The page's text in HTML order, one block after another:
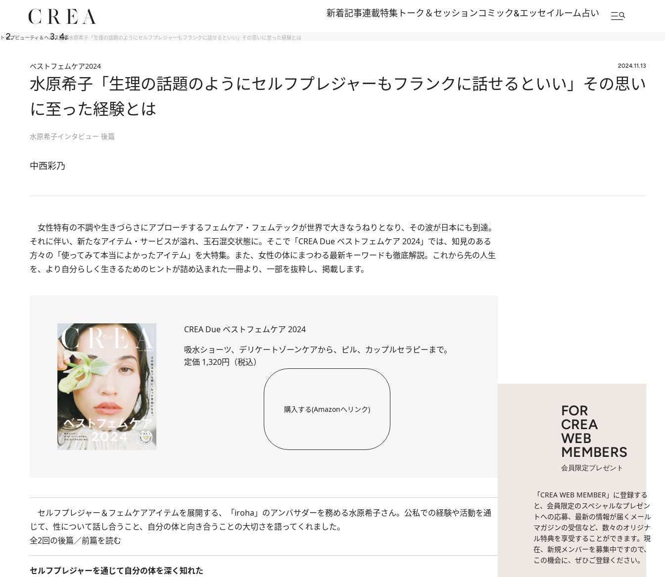
新着記事連載特集 トーク＆セッションコミック&エッセイルーム占い
トップビューティ＆ヘルス記事水原希子「生理の話題のようにセルフプレジャーもフランクに話せるといい」その思いに至った経験とは
ベストフェムケア2024 2024.11.13
水原希子「生理の話題のようにセルフプレジャーもフランクに話せるといい」その思い
に至った経験とは
水原希子インタビュー 後篇
中西彩乃
女性特有の不調や生きづらさにアプローチするフェムケア・フェムテックが世界で大きなうねりとなり、その波が日本にも到達。
それに伴い、新たなアイテム・サービスが溢れ、玉石混交状態に。そこで「CREA Due ベストフェムケア 2024」では、知見のある
方々の「使ってみて本当によかったアイテム」を大特集。また、女性の体にまつわる最新キーワードも徹底解説。これから先の人生
を、より自分らしく生きるためのヒントが詰め込まれた一冊より、一部を抜粋し、掲載します。
CREA Due ベストフェムケア 2024
吸水ショーツ、デリケートゾーンケアから、ピル、カップルセラピーまで。
定価 1,320円（税込）
購入する(Amazonへリンク)
セルフプレジャー＆フェムケアアイテムを展開する、「iroha」のアンバサダーを務める水原希子さん。公私での経験や活動を通
じて、性について話し合うこと、自分の体と向き合うことの大切さを語ってくれました。
全2回の後篇／前篇を読む
セルフプレジャーを通じて自分の体を深く知れた
FOR
CREA
WEB
MEMBERS
会員限定プレゼント
「CREA WEB MEMBER」に登録する
と、会員限定のスペシャルなプレゼン
トへの応募、最新の情報が届くメール
マガジンの受信など、数々のオリジナ
ル特典を享受することができます。現
在、新規メンバーを募集中ですので、
この機会に、ぜひご登録ください。